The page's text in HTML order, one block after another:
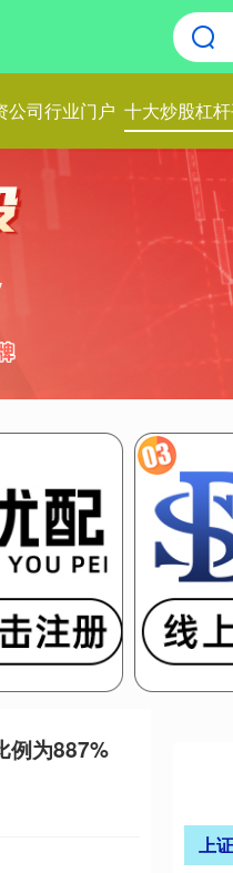
公司行业门户 十大炒股杠
例为887%
上